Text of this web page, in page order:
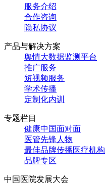
服务介绍
合作咨询
隐私协议
产品与解决方案
舆情大数据监测平台
推广服务
短视频服务
学术传播
定制化内训
专题栏目
健康中国面对面
医管先锋人物
最佳品牌传播医疗机构
品牌专区
中国医院发展大会